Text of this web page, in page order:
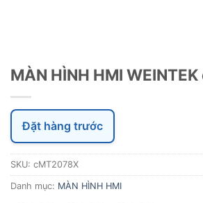
MÀN HÌNH HMI
Đặt hàng trước
SKU: cMT2078X
Danh mục: MÀN HÌNH HMI